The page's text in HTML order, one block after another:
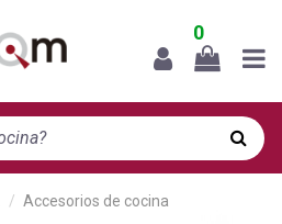
0
Accesorios de cocina